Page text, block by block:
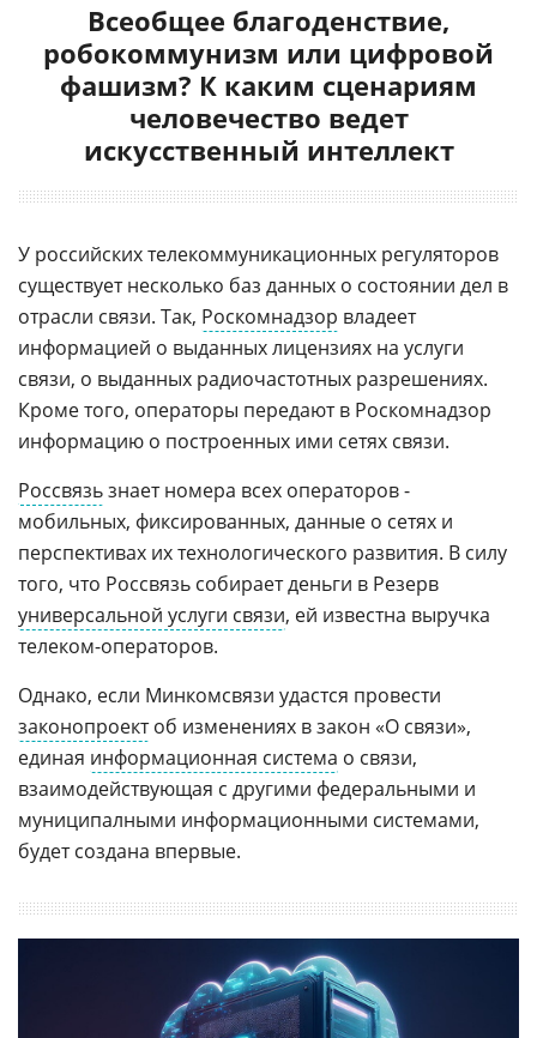
Всеобщее благоденствие,
робокоммунизм или цифровой
фашизм? К каким сценариям
человечество ведет
искусственный интеллект
У российских телекоммуникационных регуляторов
существует несколько баз данных о состоянии дел в
отрасли связи. Так, Роскомнадзор владеет
информацией о выданных лицензиях на услуги
связи, о выданных радиочастотных разрешениях.
Кроме того, операторы передают в Роскомнадзор
информацию о построенных ими сетях связи.
Россвязьзнает номера всех операторов -
мобильных, фиксированных, данные о сетях и
перспективах их технологического развития. В силу
того, что Россвязь собирает деньги в Резерв
универсальной услуги связи, ей известна выручка
телеком-операторов.
Однако, если Минкомсвязи удастся провести
законопроектоб изменениях в закон «О связи»,
единая информационная система о связи,
взаимодействующая с другими федеральными и
муниципалными информационными системами,
будет создана впервые.